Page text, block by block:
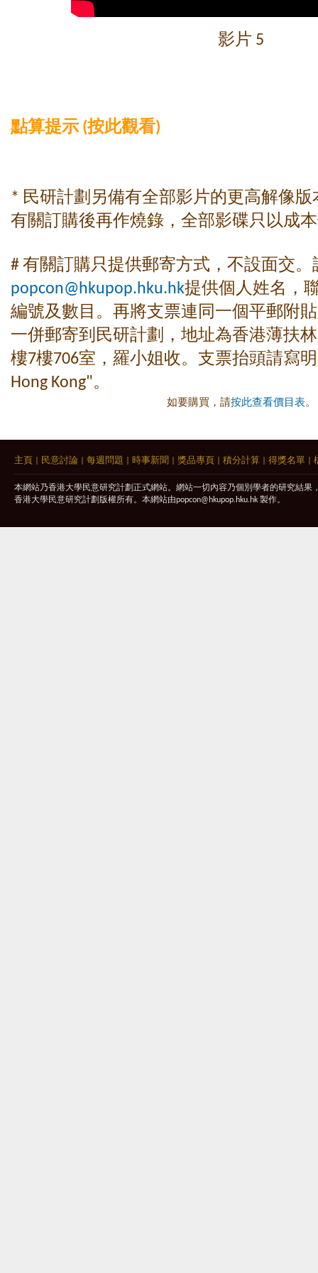
影片 5
點算提示 (按此觀看)
* 民研計劃另備有全部影片的更高解像
有關訂購後再作燒錄，全部影碟只以成
# 有關訂購只提供郵寄方式，不設面交。
popcon@hkupop.hku.hk提供個人姓名，
編號及數目。再將支票連同一個平郵附
一併郵寄到民研計劃，地址為香港薄扶
樓7樓706室，羅小姐收。支票抬頭請寫明
Hong Kong"。
如要購買，請按此查看價目表。
主頁 民意討論 每週問題 時事新聞 獎品專頁 積分計算 得獎名單
本網站乃香港大學民意研究計劃正式網站。網站一切內容乃個別學者的研究結
香港大學民意研究計劃版權所有。本網站由popcon@hkupop.hku.hk 製作。